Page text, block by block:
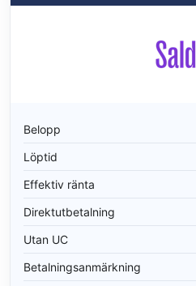
Belopp
Löptid
Effektiv ränta
Direktutbetalning
Utan UC
Betalningsanmärkning